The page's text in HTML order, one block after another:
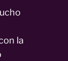
la